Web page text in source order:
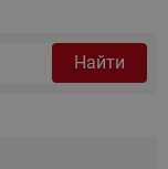
Найти